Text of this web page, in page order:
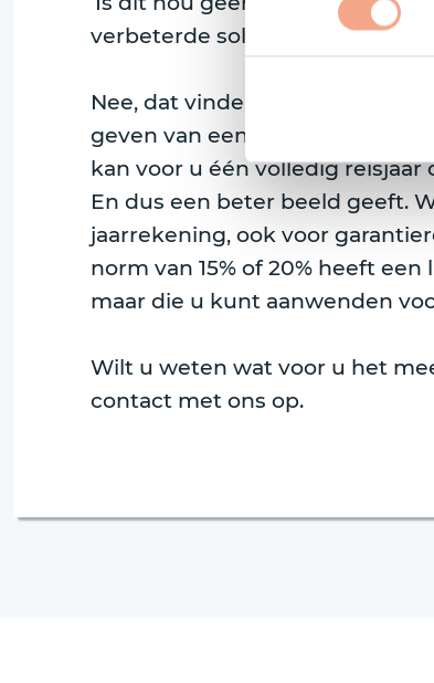
verbeterde solvabiliteit door
Nee, dat vinden we niet. Wij
geven van een
kan voor u één volledig
En dus een beter beeld geeft.
jaarrekening, ook voor
norm van 15% of 20% heeft
maar die u kunt aanwenden
Wilt u weten wat voor u het
contact met ons op.